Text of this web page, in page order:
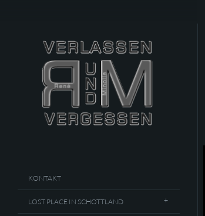
KONTAKT
LOST PLACE IN SCHOTTLAND